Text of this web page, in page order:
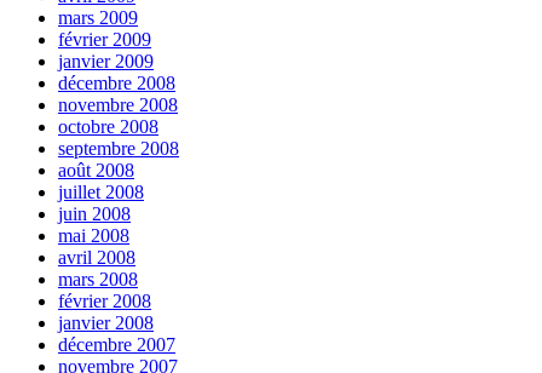
mars 2009
février 2009
janvier 2009
décembre 2008
novembre 2008
octobre 2008
septembre 2008
août 2008
juillet 2008
juin 2008
mai 2008
avril 2008
mars 2008
février 2008
janvier 2008
décembre 2007
novembre 2007